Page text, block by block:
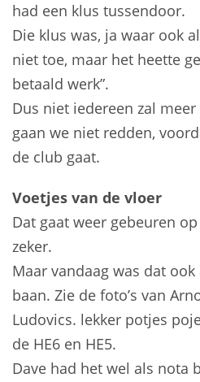
had een klus tussendoor.
Die klus was, ja waar ook
niet toe, maar het heette
betaald werk”.
Dus niet iedereen zal
gaan we niet redden,
de club gaat.
Voetjes van de vloer
Dat gaat weer gebeuren
zeker.
Maar vandaag was dat
baan. Zie de foto’s van
Ludovics. lekker potjes
de HE6 en HE5.
Dave had het wel als nota